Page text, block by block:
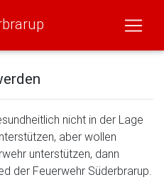
nicht in der Lage
aber wollen
unterstützen, dann
der Feuerwehr Süderbrarup.